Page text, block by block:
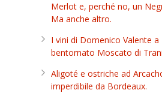
Merlot e, perché no, un
Ma anche altro.
I vini di Domenico Valente a
bentornato Moscato di Trani
Aligoté e ostriche ad
imperdibile da Bordeaux.